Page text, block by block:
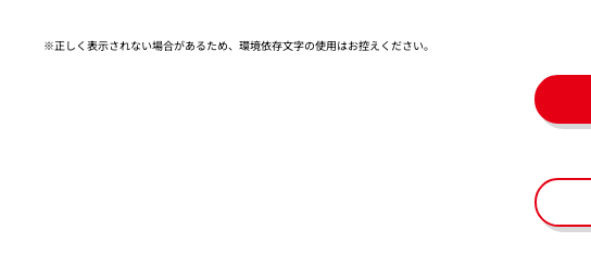
※正しく表示されない場合があるため、環境依存文字の使用はお控えください。​